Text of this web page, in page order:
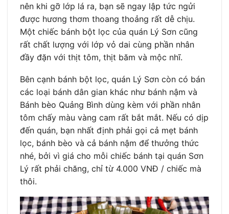
nên khi gỡ lớp lá ra, bạn sẽ ngay lập tức ngửi
được hương thơm thoang thoảng rất dễ chịu.
Một chiếc bánh bột lọc của quán Lý Sơn cũng
rất chất lượng với lớp vỏ dai cùng phần nhân
đầy đặn với thịt tôm, thịt băm và mộc nhĩ.
Bên cạnh bánh bột lọc, quán Lý Sơn còn có bán
các loại bánh dân gian khác như bánh nậm và
Bánh bèo Quảng Bình dùng kèm với phần nhân
tôm chấy màu vàng cam rất bắt mắt. Nếu có dịp
đến quán, bạn nhất định phải gọi cả mẹt bánh
lọc, bánh bèo và cả bánh nậm để thưởng thức
nhé, bởi vì giá cho mỗi chiếc bánh tại quán Sơn
Lý rất phải chăng, chỉ từ 4.000 VNĐ / chiếc mà
thôi.